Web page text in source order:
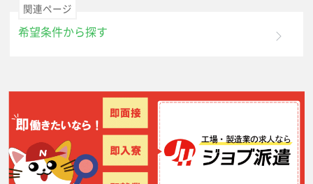
関連ページ
希望条件から探す